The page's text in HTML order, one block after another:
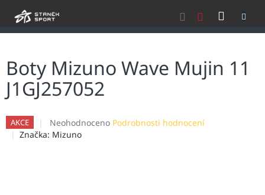
Boty Mizuno Wave Mujin 11
J1GJ257052
AKCE
Průměrné
hodnocení
Neohodnoceno Podrobnosti hodnocení
Značka: Mizuno